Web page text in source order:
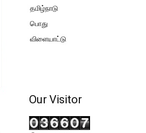
தமிழ்நாடு
பொது
விளையாட்டு
Our Visitor